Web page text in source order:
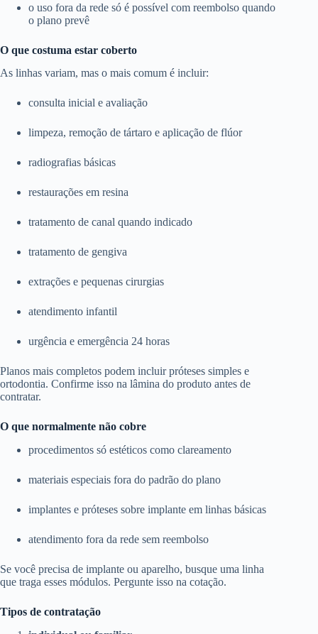
o uso fora da rede só é possível com reembolso quando
o plano prevê
O que costuma estar coberto
As linhas variam, mas o mais comum é incluir:
consulta inicial e avaliação
limpeza, remoção de tártaro e aplicação de flúor
radiografias básicas
restaurações em resina
tratamento de canal quando indicado
tratamento de gengiva
extrações e pequenas cirurgias
atendimento infantil
urgência e emergência 24 horas
Planos mais completos podem incluir próteses simples e
ortodontia. Confirme isso na lâmina do produto antes de
contratar.
O que normalmente não cobre
procedimentos só estéticos como clareamento
materiais especiais fora do padrão do plano
implantes e próteses sobre implante em linhas básicas
atendimento fora da rede sem reembolso
Se você precisa de implante ou aparelho, busque uma linha
que traga esses módulos. Pergunte isso na cotação.
Tipos de contratação